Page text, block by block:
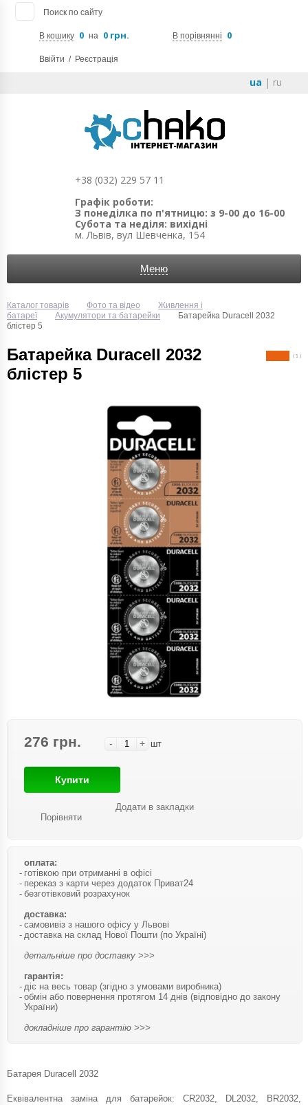
Поиск по сайту
В кошику 0 на 0 грн. В порівнянні 0
Ввійти / Реєстрація
ua | ru
+38 (032) 229 57 11
Графік роботи:
З понеділка по п'ятницю: з 9-00 до 16-00
Субота та неділя: вихідні
м. Львів, вул Шевченка, 154
Меню
Каталог товарів Фото та відео
Живлення і
батареї
Акумулятори та батарейки
Батарейка Duracell 2032
блістер 5
Батарейка Duracell 2032
блістер 5
( 1 )
276 грн. - + шт
Купити
Порівняти
Додати в закладки
оплата:
готівкою при отриманні в офісі
переказ з карти через додаток Приват24
безготівковий розрахунок
доставка:
самовивіз з нашого офісу у Львові
доставка на склад Нової Пошти (по Україні)
детальніше про доставку >>>
гарантія:
діє на весь товар (згідно з умовами виробника)
обмін або повернення протягом 14 днів (відповідно до закону
України)
докладніше про гарантію >>>
Батарея Duracell 2032
Еквівалентна заміна для батарейок: CR2032, DL2032, BR2032,